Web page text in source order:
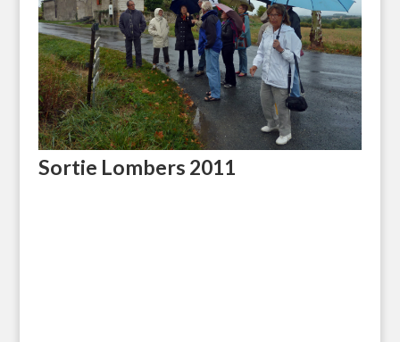
Sortie Lombers 2011